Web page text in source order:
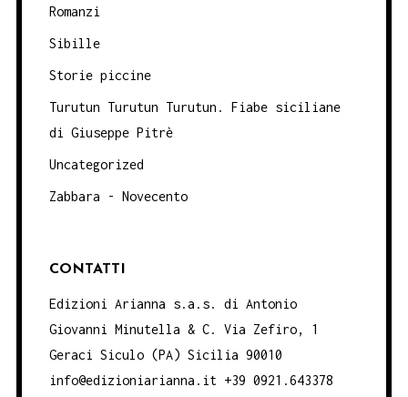
Romanzi
Sibille
Storie piccine
Turutun Turutun Turutun. Fiabe siciliane
di Giuseppe Pitrè
Uncategorized
Zabbara - Novecento
CONTATTI
Edizioni Arianna s.a.s. di Antonio
Giovanni Minutella & C. Via Zefiro, 1
Geraci Siculo (PA) Sicilia 90010
info@edizioniarianna.it +39 0921.643378